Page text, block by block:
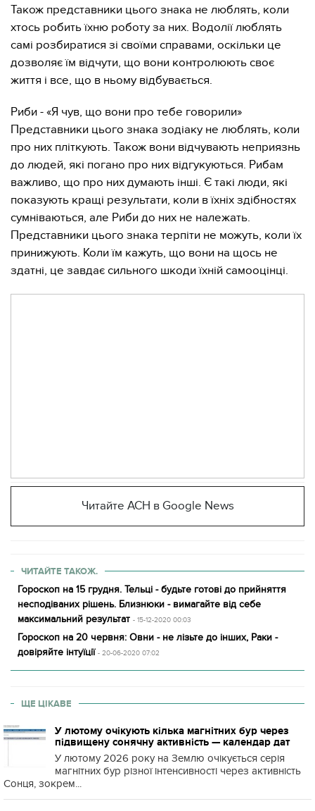
Також представники цього знака не люблять, коли
хтось робить їхню роботу за них. Водолії люблять
самі розбиратися зі своїми справами, оскільки це
дозволяє їм відчути, що вони контролюють своє
життя і все, що в ньому відбувається.
Риби - «Я чув, що вони про тебе говорили»
Представники цього знака зодіаку не люблять, коли
про них пліткують. Також вони відчувають неприязнь
до людей, які погано про них відгукуються. Рибам
важливо, що про них думають інші. Є такі люди, які
показують кращі результати, коли в їхніх здібностях
сумніваються, але Риби до них не належать.
Представники цього знака терпіти не можуть, коли їх
принижують. Коли їм кажуть, що вони на щось не
здатні, це завдає сильного шкоди їхній самооцінці.
Читайте АСН в Google News
ЧИТАЙТЕ ТАКОЖ.
Гороскоп на 15 грудня. Тельці - будьте готові до прийняття
несподіваних рішень. Близнюки - вимагайте від себе
максимальний результат - 15-12-2020 00:03
Гороскоп на 20 червня: Овни - не лізьте до інших, Раки -
довіряйте інтуїції - 20-06-2020 07:02
ЩЕ ЦІКАВЕ
У лютому очікують кілька магнітних бур через
підвищену сонячну активність — календар дат
У лютому 2026 року на Землю очікується серія
магнітних бур різної інтенсивності через активність
Сонця, зокрем...